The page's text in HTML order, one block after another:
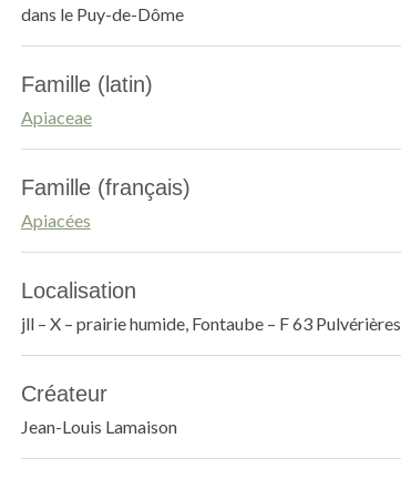
dans le Puy-de-Dôme
Famille (latin)
Apiaceae
Famille (français)
Apiacées
Localisation
jll – X – prairie humide, Fontaube – F 63 Pulvérières
Créateur
Jean-Louis Lamaison